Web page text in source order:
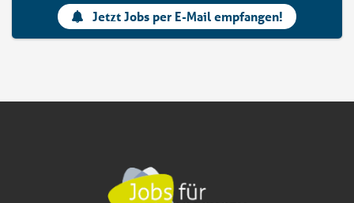
Jetzt Jobs per E-Mail empfangen!